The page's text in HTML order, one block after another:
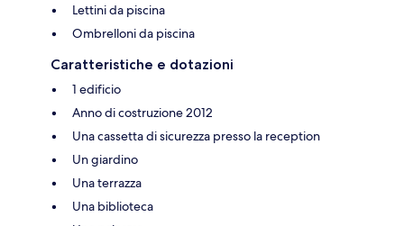
Lettini da piscina
Ombrelloni da piscina
Caratteristiche e dotazioni
1 edificio
Anno di costruzione 2012
Una cassetta di sicurezza presso la reception
Un giardino
Una terrazza
Una biblioteca